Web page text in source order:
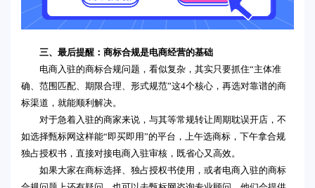
三、最后提醒：商标合规是电商经营的基础
电商入驻的商标合规问题，看似复杂，其实只要抓住“主体准
确、范围匹配、期限合理、形式规范”这4个核心，再选对靠谱的商
标渠道，就能顺利解决。
对于急着入驻的商家来说，与其等常规转让周期耽误开店，不
如选择甄标网这样能“即买即用”的平台，上午选商标，下午拿合规
独占授权书，直接对接电商入驻审核，既省心又高效。
如果大家在商标选择、独占授权书使用，或者电商入驻的商标